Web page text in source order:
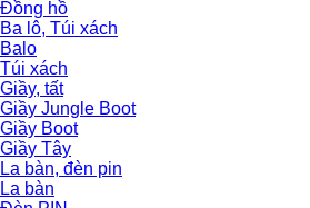
Đồng hồ
Ba lô, Túi xách
Balo
Túi xách
Giầy, tất
Giầy Jungle Boot
Giầy Boot
Giầy Tây
La bàn, đèn pin
La bàn